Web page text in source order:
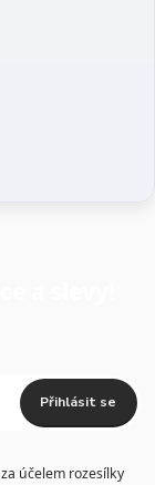
Přihlásit se
za účelem rozesílky